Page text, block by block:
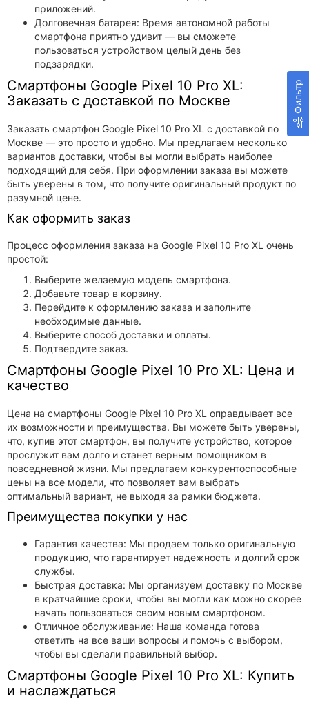
Фильтр
приложений.
Долговечная батарея: Время автономной работы
смартфона приятно удивит — вы сможете
пользоваться устройством целый день без
подзарядки.
Смартфоны Google Pixel 10 Pro XL:
Заказать с доставкой по Москве
Заказать смартфон Google Pixel 10 Pro XL с доставкой по
Москве — это просто и удобно. Мы предлагаем несколько
вариантов доставки, чтобы вы могли выбрать наиболее
подходящий для себя. При оформлении заказа вы можете
быть уверены в том, что получите оригинальный продукт по
разумной цене.
Как оформить заказ
Процесс оформления заказа на Google Pixel 10 Pro XL очень
простой:
Выберите желаемую модель смартфона.
Добавьте товар в корзину.
Перейдите к оформлению заказа и заполните
необходимые данные.
Выберите способ доставки и оплаты.
Подтвердите заказ.
Смартфоны Google Pixel 10 Pro XL: Цена и
качество
Цена на смартфоны Google Pixel 10 Pro XL оправдывает все
их возможности и преимущества. Вы можете быть уверены,
что, купив этот смартфон, вы получите устройство, которое
прослужит вам долго и станет верным помощником в
повседневной жизни. Мы предлагаем конкурентоспособные
цены на все модели, что позволяет вам выбрать
оптимальный вариант, не выходя за рамки бюджета.
Преимущества покупки у нас
Гарантия качества: Мы продаем только оригинальную
продукцию, что гарантирует надежность и долгий срок
службы.
Быстрая доставка: Мы организуем доставку по Москве
в кратчайшие сроки, чтобы вы могли как можно скорее
начать пользоваться своим новым смартфоном.
Отличное обслуживание: Наша команда готова
ответить на все ваши вопросы и помочь с выбором,
чтобы вы сделали правильный выбор.
Смартфоны Google Pixel 10 Pro XL: Купить
и наслаждаться